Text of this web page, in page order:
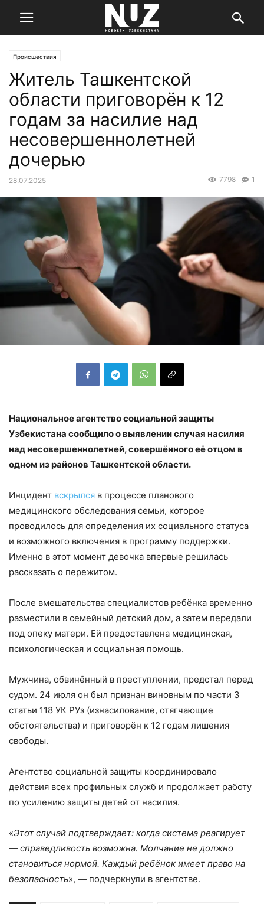
Происшествия
Житель Ташкентской
области приговорён к 12
годам за насилие над
несовершеннолетней
дочерью
28.07.2025 1
7798
Национальное агентство социальной защиты
Узбекистана сообщило о выявлении случая насилия
над несовершеннолетней, совершённого её отцом в
одном из районов Ташкентской области.
Инцидент вскрылся в процессе планового
медицинского обследования семьи, которое
проводилось для определения их социального статуса
и возможного включения в программу поддержки.
Именно в этот момент девочка впервые решилась
рассказать о пережитом.
После вмешательства специалистов ребёнка временно
разместили в семейный детский дом, а затем передали
под опеку матери. Ей предоставлена медицинская,
психологическая и социальная помощь.
Мужчина, обвинённый в преступлении, предстал перед
судом. 24 июля он был признан виновным по части 3
статьи 118 УК РУз (изнасилование, отягчающие
обстоятельства) и приговорён к 12 годам лишения
свободы.
Агентство социальной защиты координировало
действия всех профильных служб и продолжает работу
по усилению защиты детей от насилия.
«Этот случай подтверждает: когда система реагирует
— справедливость возможна. Молчание не должно
становиться нормой. Каждый ребёнок имеет право на
безопасность», — подчеркнули в агентстве.